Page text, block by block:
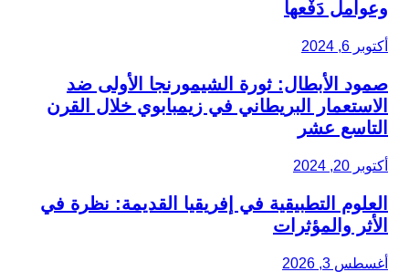
وعوامل دَفْعها
أكتوبر 6, 2024
صمود الأبطال: ثورة الشيمورنجا الأولى ضد
الاستعمار البريطاني في زيمبابوي خلال القرن
التاسع عشر
أكتوبر 20, 2024
العلوم التطبيقية في إفريقيا القديمة: نظرة في
الأثر والمؤثرات
أغسطس 3, 2026